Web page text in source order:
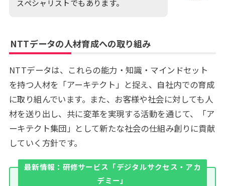
スペシャリストでもあります。
NTTデータの人材育成への取り組み
NTTデータは、これらの能力・知識・マインドセット
を持つ人材を「アーキテクト」と捉え、自社内での育成
に取り組んでいます。また、お客様や社会に対しても人
材を送り出し、共に変革を実現する活動を通じて、「ア
ーキテクト集団」として新たな社会の仕組み創りに貢献
していく方針です。
最新情報：研修サービス「デジタルサクセス・アカ
デミー」